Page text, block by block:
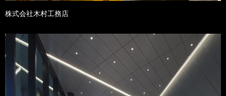
株式会社木村工務店